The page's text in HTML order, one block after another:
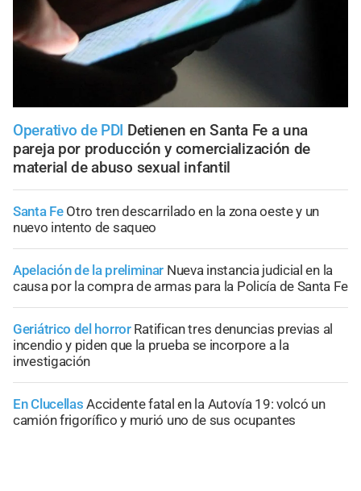
Operativo de PDI Detienen en Santa Fe a una
pareja por producción y comercialización de
material de abuso sexual infantil
Santa Fe Otro tren descarrilado en la zona oeste y un
nuevo intento de saqueo
Apelación de la preliminar Nueva instancia judicial en la
causa por la compra de armas para la Policía de Santa Fe
Geriátrico del horror Ratifican tres denuncias previas al
incendio y piden que la prueba se incorpore a la
investigación
En Clucellas Accidente fatal en la Autovía 19: volcó un
camión frigorífico y murió uno de sus ocupantes